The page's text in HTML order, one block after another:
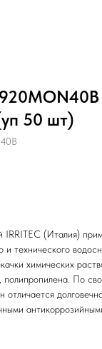
50 шт)
IRRITEC (Италия)
и технического
химических
полипропилена. По
отличается